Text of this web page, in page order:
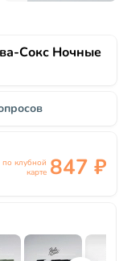
Сокс Ночные
по клубной
карте 847 ₽